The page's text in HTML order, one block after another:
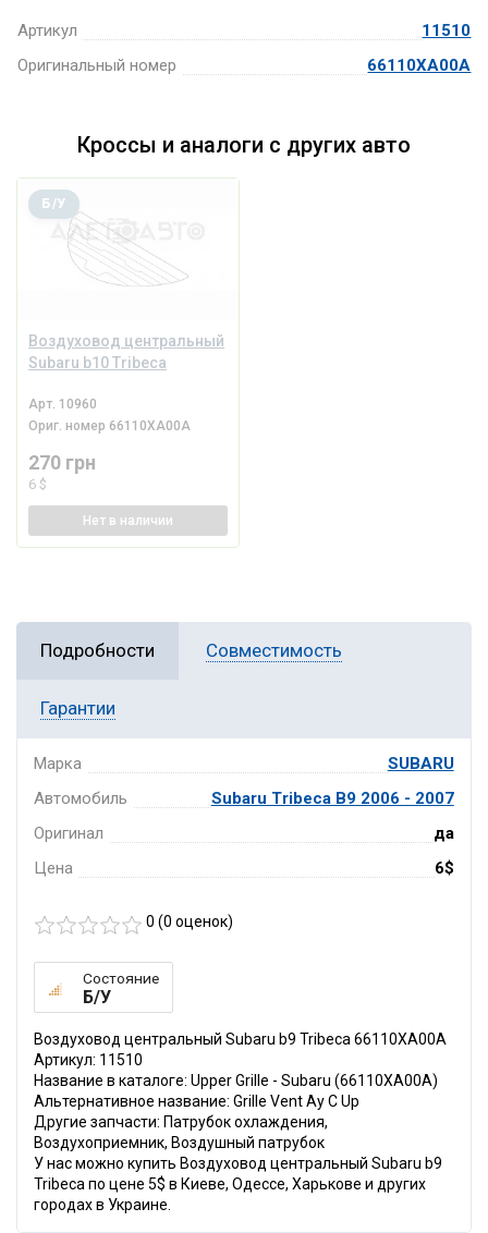
Артикул
11510
Оригинальный номер
66110XA00A
Кроссы и аналоги с других авто
Воздуховод центральный
Subaru b10 Tribeca
Б/У
Арт. 10960
Ориг. номер 66110XA00A
270 грн
6 $
Нет в наличии
Подробности Совместимость
Гарантии
Марка
SUBARU
Автомобиль
Subaru Tribeca B9 2006 - 2007
Оригинал
да
Цена
6$
0 (0 оценок)
Состояние
Б/У
Воздуховод центральный Subaru b9 Tribeca 66110XA00A
Артикул: 11510
Название в каталоге: Upper Grille - Subaru (66110XA00A)
Альтернативное название: Grille Vent Ay C Up
Другие запчасти: Патрубок охлаждения,
Воздухоприемник, Воздушный патрубок
У нас можно купить Воздуховод центральный Subaru b9
Tribeca по цене 5$ в Киеве, Одессе, Харькове и других
городах в Украине.